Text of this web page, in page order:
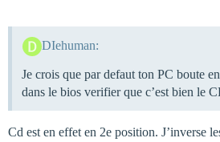
DIehuman:
Je crois que par defaut ton PC boute
dans le bios verifier que c’est bien le
Cd est en effet en 2e position. J’inverse